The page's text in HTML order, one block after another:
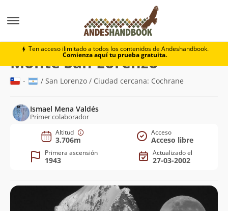
Ten acceso ilimitado a todos los contenidos de Andeshandbook.
Comienza aquí tu prueba gratuita.
Monte San Lorenzo
Monte San Lorenzo(3.706m)
- / San Lorenzo / Ciudad cercana: Cochrane
Ismael Mena Valdés
Primer colaborador
Altitud
3.706m
Acceso
Acceso libre
Primera ascensión
1943
Actualizado el
27-03-2002